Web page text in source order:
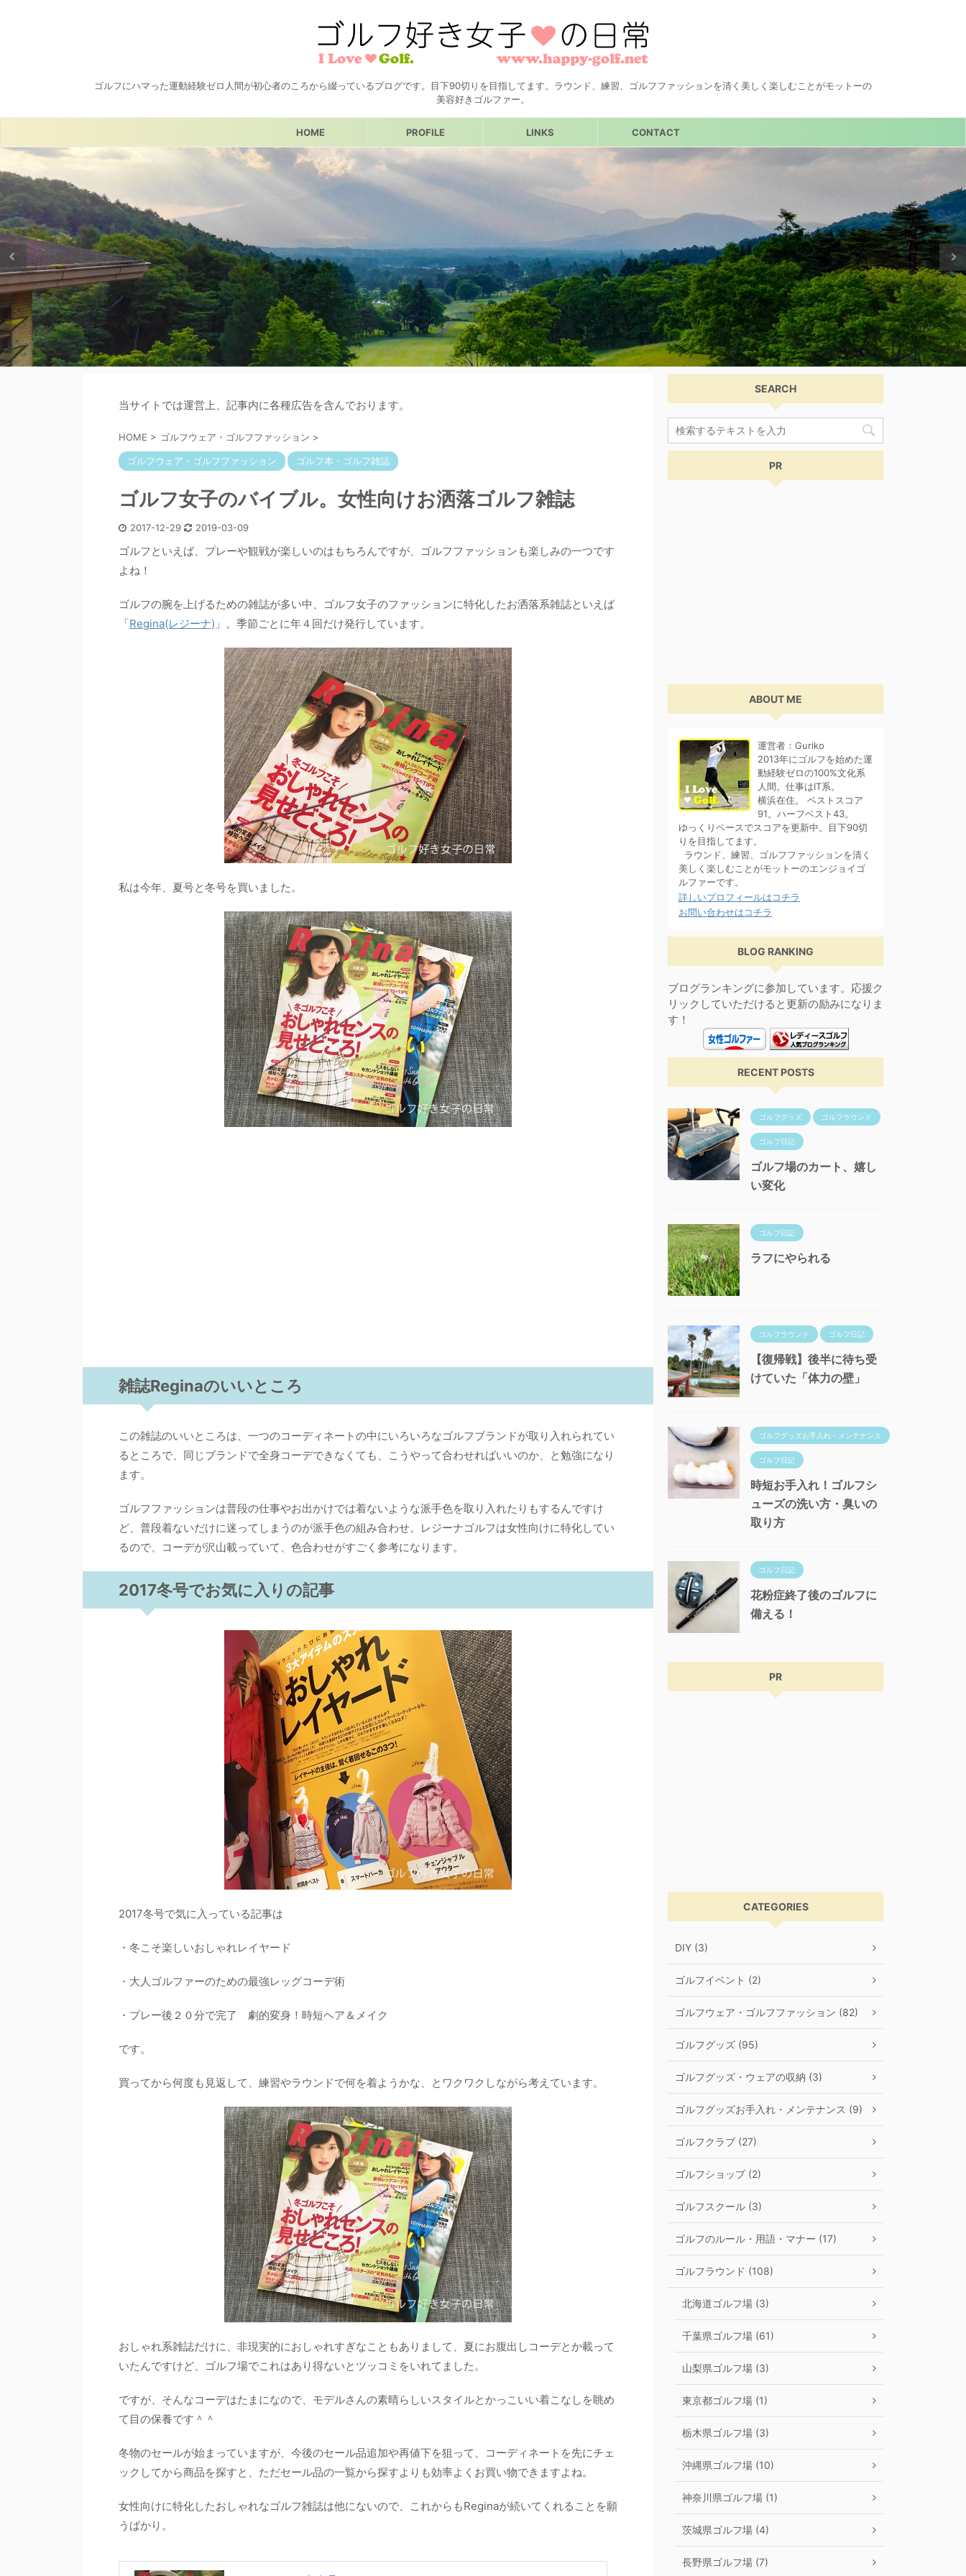
ゴルフにハマった運動経験ゼロ人間が初心者のころから綴っているブログです。目下90切りを目指してます。ラウンド、練習、ゴルフファッションを清く美しく楽しむことがモットーの
美容好きゴルファー。
HOME PROFILE LINKS CONTACT
当サイトでは運営上、記事内に各種広告を含んでおります。
HOME > ゴルフウェア・ゴルフファッション >
ゴルフウェア・ゴルフファッション ゴルフ本・ゴルフ雑誌
ゴルフ女子のバイブル。女性向けお洒落ゴルフ雑誌
2017-12-29 2019-03-09
ゴルフといえば、プレーや観戦が楽しいのはもちろんですが、ゴルフファッションも楽しみの一つです
よね！
ゴルフの腕を上げるための雑誌が多い中、ゴルフ女子のファッションに特化したお洒落系雑誌といえば
「Regina(レジーナ) 」。季節ごとに年４回だけ発行しています。
私は今年、夏号と冬号を買いました。
雑誌Reginaのいいところ
この雑誌のいいところは、一つのコーディネートの中にいろいろなゴルフブランドが取り入れられてい
るところで、同じブランドで全身コーデできなくても、こうやって合わせればいいのか、と勉強になり
ます。
ゴルフファッションは普段の仕事やお出かけでは着ないような派手色を取り入れたりもするんですけ
ど、普段着ないだけに迷ってしまうのが派手色の組み合わせ。レジーナゴルフは女性向けに特化してい
るので、コーデが沢山載っていて、色合わせがすごく参考になります。
2017冬号でお気に入りの記事
2017冬号で気に入っている記事は
・冬こそ楽しいおしゃれレイヤード
・大人ゴルファーのための最強レッグコーデ術
・プレー後２０分で完了 劇的変身！時短ヘア＆メイク
です。
買ってから何度も見返して、練習やラウンドで何を着ようかな、とワクワクしながら考えています。
おしゃれ系雑誌だけに、非現実的におしゃれすぎなこともありまして、夏にお腹出しコーデとか載って
いたんですけど、ゴルフ場でこれはあり得ないとツッコミをいれてました。
ですが、そんなコーデはたまになので、モデルさんの素晴らしいスタイルとかっこいい着こなしを眺め
て目の保養です＾＾
冬物のセールが始まっていますが、今後のセール品追加や再値下を狙って、コーディネートを先にチェ
ックしてから商品を探すと、ただセール品の一覧から探すよりも効率よくお買い物できますよね。
女性向けに特化したおしゃれなゴルフ雑誌は他にないので、これからもReginaが続いてくれることを願
うばかり。
SEARCH
PR
ABOUT ME
運営者：Guriko
2013年にゴルフを始めた運
動経験ゼロの100%文化系
人間。仕事はIT系。
横浜在住。 ベストスコア
91。ハーフベスト43。
ゆっくりペースでスコアを更新中。目下90切
りを目指してます。
ラウンド、練習、ゴルフファッションを清く
美しく楽しむことがモットーのエンジョイゴ
ルファーです。
詳しいプロフィールはコチラ
お問い合わせはコチラ
BLOG RANKING
ブログランキングに参加しています。応援ク
リックしていただけると更新の励みになりま
す！
RECENT POSTS
ゴルフグッズ ゴルフラウンド
ゴルフ日記
ゴルフ場のカート、嬉し
い変化
ゴルフ日記
ラフにやられる
ゴルフラウンド ゴルフ日記
【復帰戦】後半に待ち受
けていた「体力の壁」
ゴルフグッズお手入れ・メンテナンス
ゴルフ日記
時短お手入れ！ゴルフシ
ューズの洗い方・臭いの
取り方
ゴルフ日記
花粉症終了後のゴルフに
備える！
PR
CATEGORIES
DIY (3)
ゴルフイベント (2)
ゴルフウェア・ゴルフファッション (82)
ゴルフグッズ (95)
ゴルフグッズ・ウェアの収納 (3)
ゴルフグッズお手入れ・メンテナンス (9)
ゴルフクラブ (27)
ゴルフショップ (2)
ゴルフスクール (3)
ゴルフのルール・用語・マナー (17)
ゴルフラウンド (108)
北海道ゴルフ場 (3)
千葉県ゴルフ場 (61)
山梨県ゴルフ場 (3)
東京都ゴルフ場 (1)
栃木県ゴルフ場 (3)
沖縄県ゴルフ場 (10)
神奈川県ゴルフ場 (1)
茨城県ゴルフ場 (4)
長野県ゴルフ場 (7)